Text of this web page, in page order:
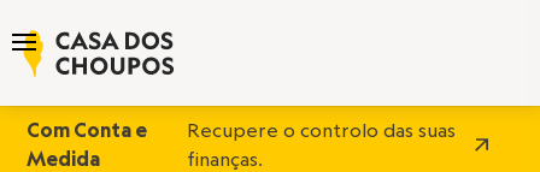
Com Conta e
Medida
Recupere o controlo das suas
finanças.